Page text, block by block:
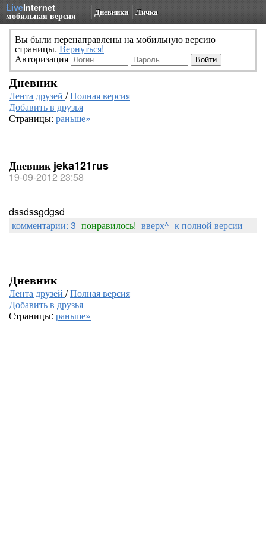
LiveInternet
мобильная версия Дневники Личка
Вы были перенаправлены на мобильную версию
страницы. Вернуться!
Авторизация
Дневник
Лента друзей /Полная версия
Добавить в друзья
Страницы: раньше»
Дневник jeka121rus
19-09-2012 23:58
dssdssgdgsd
комментарии: 3 понравилось! вверх^ к полной версии
Дневник
Лента друзей /Полная версия
Добавить в друзья
Страницы: раньше»